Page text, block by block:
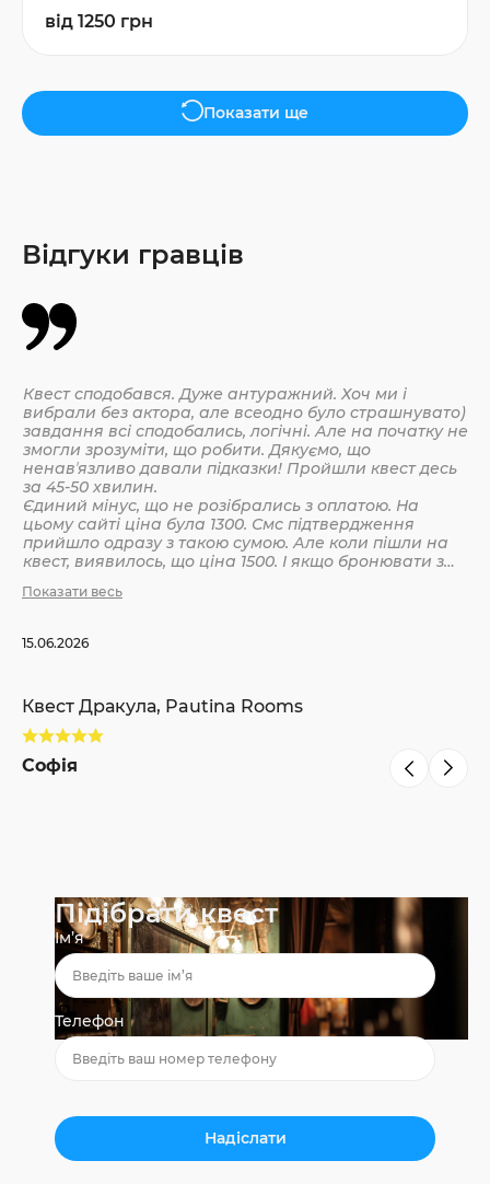
від 1250 грн
Показати ще
Відгуки гравців
Квест сподобався. Дуже антуражний. Хоч ми і
вибрали без актора, але всеодно було страшнувато)
завдання всі сподобались, логічні. Але на початку не
змогли зрозуміти, що робити. Дякуємо, що
ненавʼязливо давали підказки! Пройшли квест десь
за 45-50 хвилин.
Єдиний мінус, що не розібрались з оплатою. На
цьому сайті ціна була 1300. Смс підтвердження
прийшло одразу з такою сумою. Але коли пішли на
квест, виявилось, що ціна 1500. І якщо бронювати з
невелика, але всеодно уточнюйте при бронюванні
Показати весь
15.06.2026
Квест Дракула, Pautina Rooms
Софія
Підібрати квест
Ім’я
Телефон